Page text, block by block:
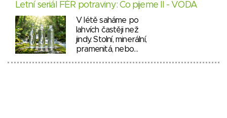
Letní seriál FÉR potraviny: Co pijeme II - VODA
V létě saháme po
lahvích častěji než
jindy. Stolní, minerální,
pramenitá, nebo…